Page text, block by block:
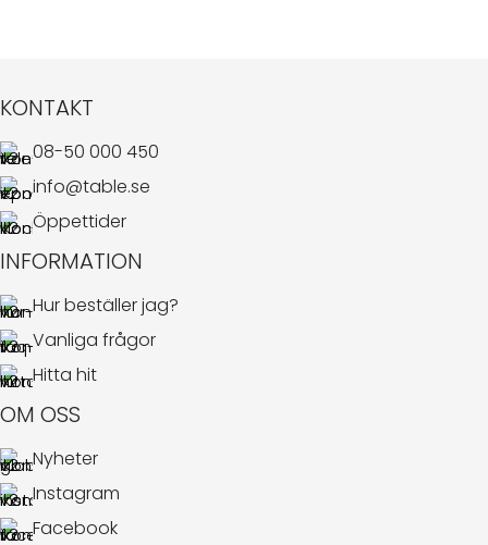
KONTAKT
08-50 000 450
info@table.se
Öppettider
INFORMATION
Hur beställer jag?
Vanliga frågor
Hitta hit
OM OSS
Nyheter
Instagram
Facebook